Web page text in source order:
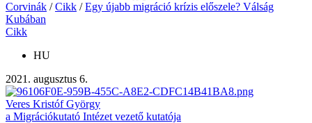
Corvinák /Cikk /Egy újabb migráció krízis előszele? Válság
Kubában
Cikk
HU
2021. augusztus 6.
Veres Kristóf György
a Migrációkutató Intézet vezető kutatója